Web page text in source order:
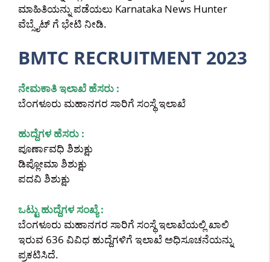
ಮಾಹಿತಿಯನ್ನು ಪಡೆಯಲು Karnataka News Hunter
ವೆಬ್ಸೈಟ್ ಗೆ ಭೇಟಿ ನೀಡಿ.
BMTC RECRUITMENT 2023
ನೇಮಕಾತಿ ಇಲಾಖೆ ಹೆಸರು :
ಬೆಂಗಳೂರು ಮಹಾನಗರ ಸಾರಿಗೆ ಸಂಸ್ಥೆ ಇಲಾಖೆ
ಹುದ್ದೆಗಳ ಹೆಸರು :
ಪೂರ್ಣಾವಧಿ ಶಿಶುಕ್ಷು
ಡಿಪ್ಲೋಮಾ ಶಿಶುಕ್ಷು
ಪದವಿ ಶಿಶುಕ್ಷು
ಒಟ್ಟು ಹುದ್ದೆಗಳ ಸಂಖ್ಯೆ :
ಬೆಂಗಳೂರು ಮಹಾನಗರ ಸಾರಿಗೆ ಸಂಸ್ಥೆ ಇಲಾಖೆಯಲ್ಲಿ ಖಾಲಿ
ಇರುವ 636 ವಿವಿಧ ಹುದ್ದೆಗಳಿಗೆ ಇಲಾಖೆ ಅಧಿಸೂಚನೆಯನ್ನು
ಪ್ರಕಟಿಸಿದೆ‌.